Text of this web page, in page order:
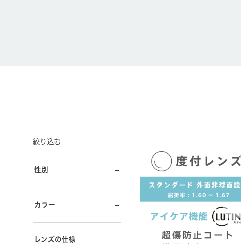
絞り込む
性別
カラー
レンズの仕様